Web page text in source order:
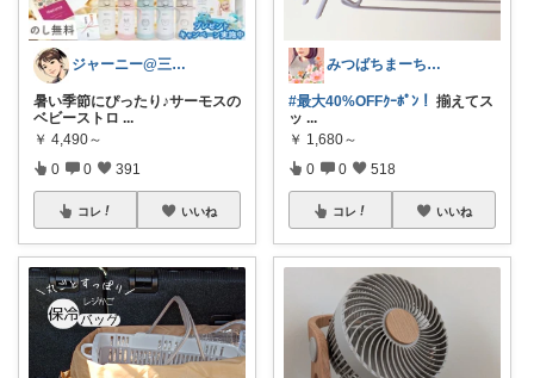
ジャーニー@三兄弟ママ
暑い季節にぴったり♪サーモスの
ベビーストロ ...
￥ 4,490～
0 0 391
コレ いいね
みつばちまーちᵀᴴᴬᴺᴷ ᵞᴼᵁ ◡̈*
#最大40%OFFｸｰﾎﾟﾝ！ 揃えてス
ッ ...
￥ 1,680～
0 0 518
コレ いいね